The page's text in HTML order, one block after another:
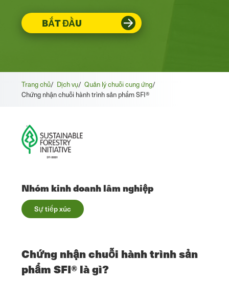
BẮT ĐẦU
Trang chủ/ Dịch vụ/ Quản lý chuỗi cung ứng/
Chứng nhận chuỗi hành trình sản phẩm SFI®
Nhóm kinh doanh lâm nghiệp
Sự tiếp xúc
Chứng nhận chuỗi hành trình sản
phẩm SFI® là gì?